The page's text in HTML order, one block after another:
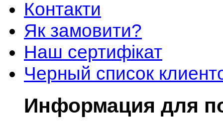
Контакти
Як замовити?
Наш сертифікат
Черный список
Информация для